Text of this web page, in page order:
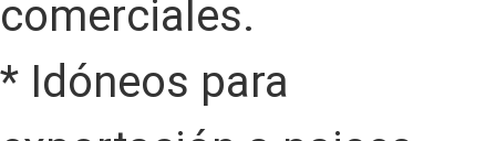
comerciales.
* Idóneos para